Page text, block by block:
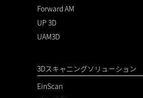
Forward AM
UP 3D
UAM3D
3Dスキャニングソリューション
EinScan